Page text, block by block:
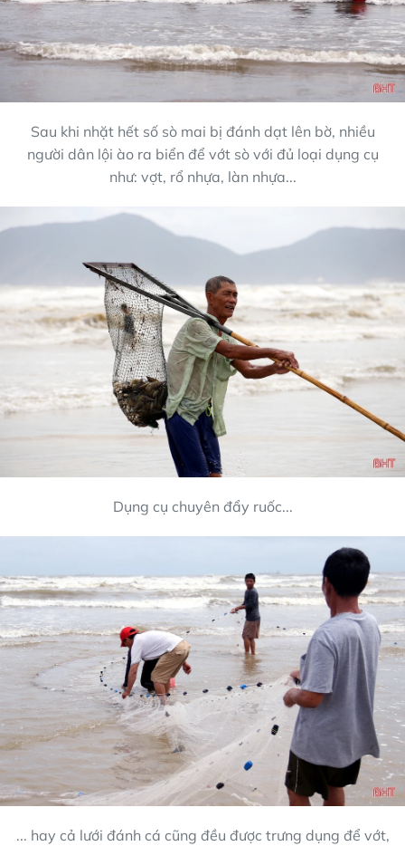
Sau khi nhặt hết số sò mai bị đánh dạt lên bờ, nhiều
người dân lội ào ra biển để vớt sò với đủ loại dụng cụ
như: vợt, rổ nhựa, làn nhựa...
Dụng cụ chuyên đẩy ruốc...
... hay cả lưới đánh cá cũng đều được trưng dụng để vớt,